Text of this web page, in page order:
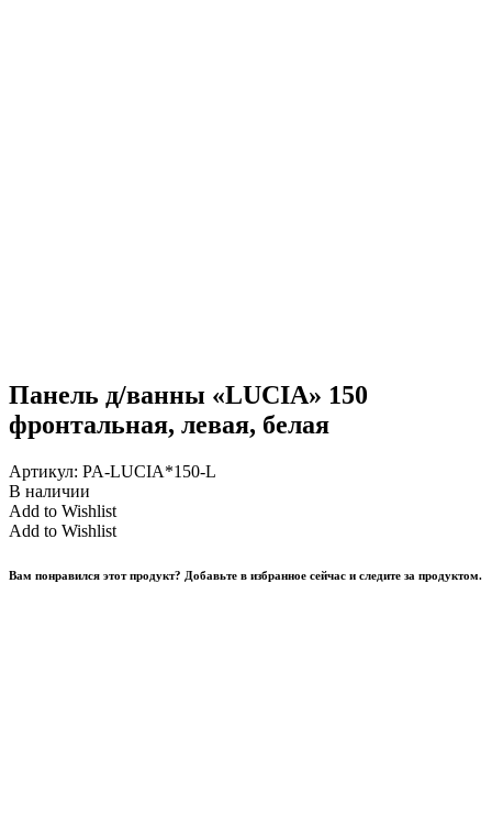
Панель д/ванны «LUCIA» 150
фронтальная, левая, белая
Артикул: PA-LUCIA*150-L
В наличии
Add to Wishlist
Add to Wishlist
Вам понравился этот продукт? Добавьте в избранное сейчас и следите за продуктом.